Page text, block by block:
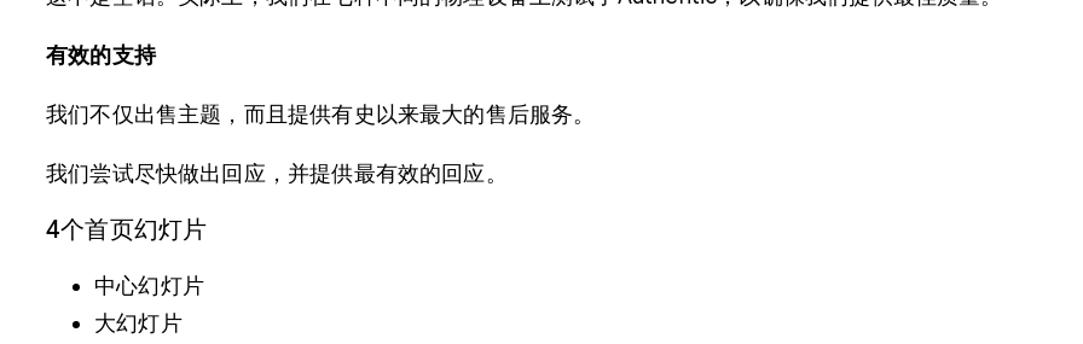
有效的支持
我们不仅出售主题，而且提供有史以来最大的售后服务。
我们尝试尽快做出回应，并提供最有效的回应。
4个首页幻灯片
中心幻灯片
大幻灯片